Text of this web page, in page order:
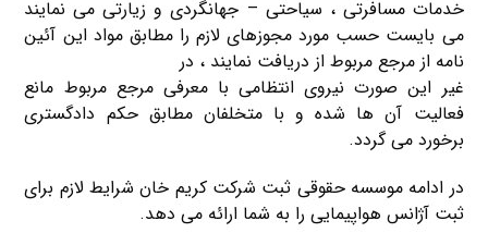
خدمات مسافرتی ، سیاحتی – جهانگردی و زیارتی می نمایند
می بایست حسب مورد مجوزهای لازم را مطابق مواد این آئین
نامه از مرجع مربوط از دریافت نمایند ، در
غیر این صورت نیروی انتظامی با معرفی مرجع مربوط مانع
فعالیت آن ها شده و با متخلفان مطابق حکم دادگستری
برخورد می گردد.
در ادامه موسسه حقوقی ثبت شرکت کریم خان شرایط لازم برای
ثبت آژانس هواپیمایی را به شما ارائه می دهد.